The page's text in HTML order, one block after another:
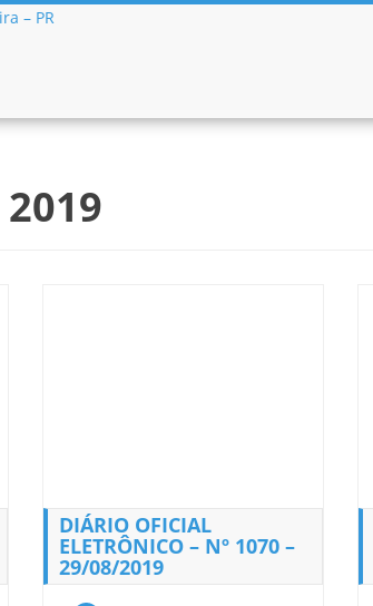
2019
DIÁRIO OFICIAL
ELETRÔNICO – Nº 1070 –
29/08/2019